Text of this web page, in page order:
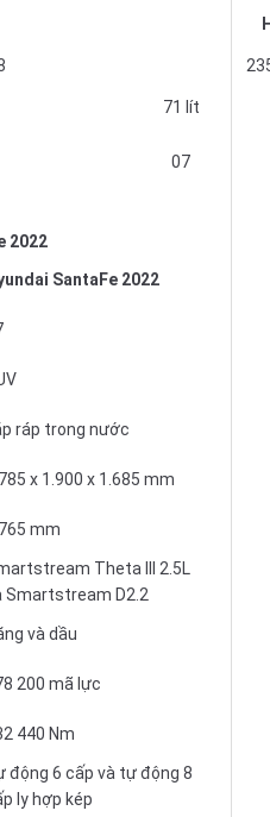
71 lít
07
2022
SantaFe 2022
ráp trong nước
x 1.900 x 1.685 mm
mm
Theta III 2.5L
Smartstream D2.2
và dầu
200 mã lực
440 Nm
động 6 cấp và tự động 8
ly hợp kép